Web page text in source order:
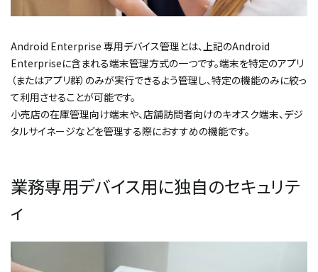
Android Enterprise 専用デバイス管理とは、上記のAndroid
Enterpriseに含まれる端末管理方式の一つです。端末を特定のアプリ
（またはアプリ群）のみが実行できるよう管理し、特定の機能のみに絞っ
て利用させることが可能です。
小売店の在庫管理向け端末や、店舗訪問者向けのキオスク端末、デジ
タルサイネージなどを管理する際におすすめの機能です。
業務専用デバイス用に独自のセキュリテ
ィ